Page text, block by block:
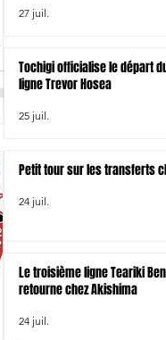
27 juil.
Tochigi officialise le départ
ligne Trevor Hosea
25 juil.
Petit tour sur les transferts
24 juil.
Le troisième ligne Teariki
retourne chez Akishima
24 juil.